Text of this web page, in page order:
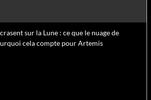
sur la Lune : ce que le nuage de
cela compte pour Artemis